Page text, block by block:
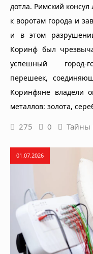
дотла. Римский
к воротам города и
и в этом
Коринф был
успешный город-
перешеек,
Коринфяне владели
металлов: золота,
275 0 Тайны
01.07.2026